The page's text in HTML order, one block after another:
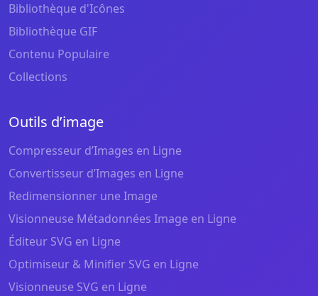
Bibliothèque d'Icônes
Bibliothèque GIF
Contenu Populaire
Collections
Outils d’image
Compresseur d’Images en Ligne
Convertisseur d’Images en Ligne
Redimensionner une Image
Visionneuse Métadonnées Image en Ligne
Éditeur SVG en Ligne
Optimiseur & Minifier SVG en Ligne
Visionneuse SVG en Ligne